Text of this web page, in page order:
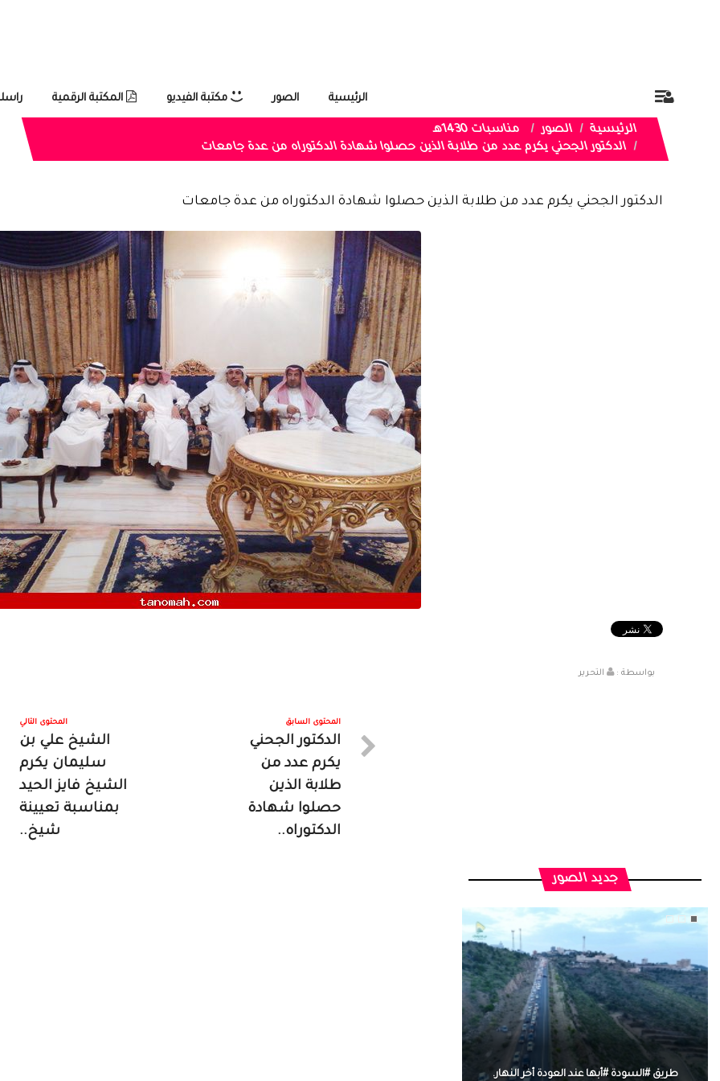
الرئيسية الصور مكتبة الفيديو المكتبة الرقمية
الرئيسية الصور
مناسبات 1430هـ
الدكتور الجحني يكرم عدد من طلابة الذين حصلوا شهادة الدكتوراه من عدة جامعات
الدكتور الجحني يكرم عدد من طلابة الذين حصلوا شهادة الدكتوراه من عدة جامعات
بواسطة : التحرير
المحتوى السابق
الدكتور الجحني
يكرم عدد من
طلابة الذين
حصلوا شهادة
الدكتوراه..
المحتوى التالي
الشيخ علي بن
سليمان يكرم
الشيخ فايز الحيد
بمناسبة تعيينة
شيخ..
جديد الصور
طريق #السودة #أبها عند العودة أخر النهار.